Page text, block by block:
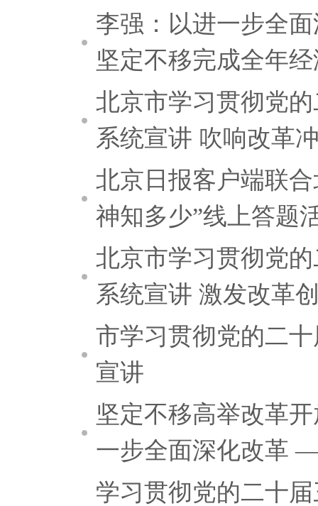
李强：以进一步全
坚定不移完成全年
北京市学习贯彻党
系统宣讲 吹响改革
北京日报客户端联
神知多少”线上答题
北京市学习贯彻党
系统宣讲 激发改革
市学习贯彻党的二
宣讲
坚定不移高举改革
一步全面深化改革
学习贯彻党的二十